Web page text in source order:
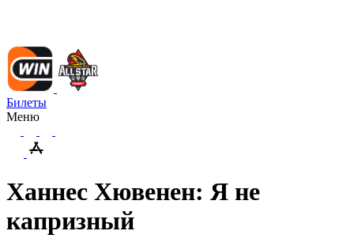
Билеты
Меню
Ханнес Хювенен: Я не
капризный